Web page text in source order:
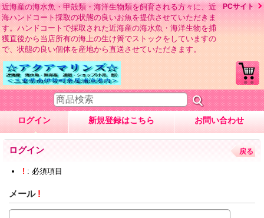
近海産の海水魚・甲殻類・海洋生物類を飼育される方々に、近
海ハンドコート採取の状態の良いお魚を提供させていただきま
す。ハンドコートで採取された近海産の海水魚・海洋生物を捕
獲直後から当店所有の海上の生け簀でストックをしていますの
で、状態の良い個体を産地から直送させていただきます。
PCサイト
ログイン 新規登録はこちら お問い合わせ
ログイン 戻る
! : 必須項目
メール !